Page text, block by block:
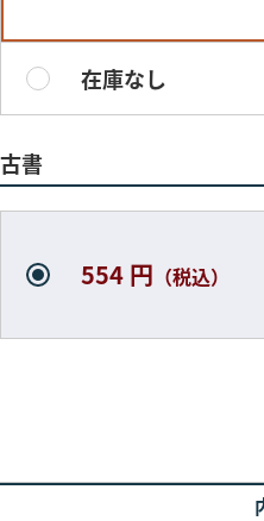
在庫なし
古書
554 円 （税込）